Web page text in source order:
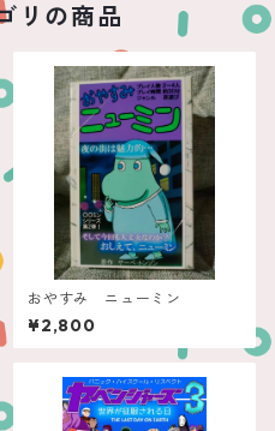
リの商品
おやすみ ニューミン
¥2,800